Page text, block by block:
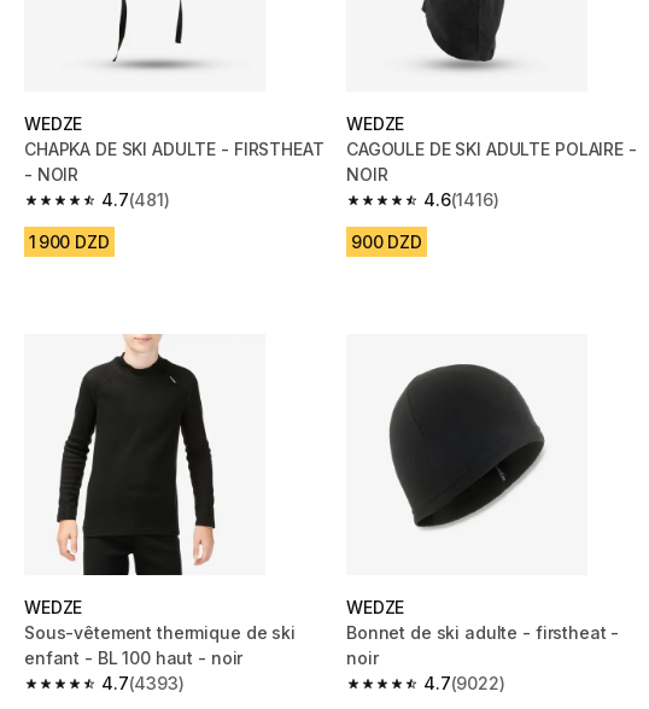
WEDZE
CHAPKA DE SKI ADULTE - FIRSTHEAT
- NOIR
4.7
4.7 out of 5 stars from 481 reviews
(481)
1 900 DZD
WEDZE
CAGOULE DE SKI ADULTE POLAIRE -
NOIR
4.6
4.6 out of 5 stars from 1416 reviews
(1416)
900 DZD
WEDZE
Sous-vêtement thermique de ski
enfant - BL 100 haut - noir
4.7
4.7 out of 5 stars from 4393 reviews
(4393)
WEDZE
Bonnet de ski adulte - firstheat -
noir
4.7
4.7 out of 5 stars from 9022 reviews
(9022)